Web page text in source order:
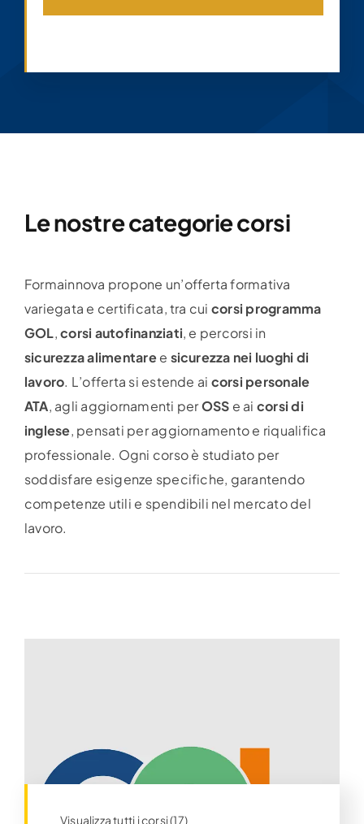
Formainnova propone un’offerta formativa
variegata e certificata, tra cui corsi programma
GOL
, corsi autofinanziati , e percorsi in
sicurezza alimentare
e
sicurezza nei luoghi di
lavoro. L’offerta si estende ai corsi personale
ATA , agli aggiornamenti per OSS e aicorsi di
inglese , pensati per aggiornamento e riqualifica
professionale. Ogni corso è studiato per
soddisfare esigenze specifiche, garantendo
competenze utili e spendibili nel mercato del